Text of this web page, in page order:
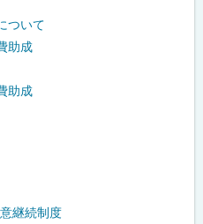
ついて
助成
助成
継続制度